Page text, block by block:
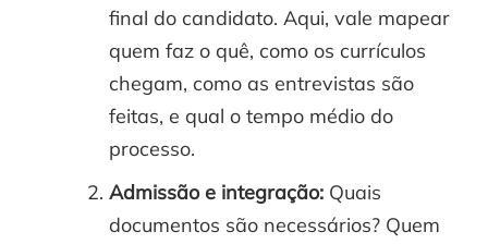
final do candidato. Aqui, vale mapear
quem faz o quê, como os currículos
chegam, como as entrevistas são
feitas, e qual o tempo médio do
processo.
Admissão e integração: Quais
documentos são necessários? Quem